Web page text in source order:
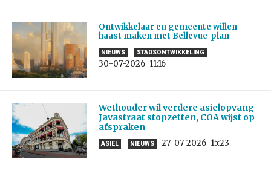
Ontwikkelaar en gemeente willen
haast maken met Bellevue-plan
NIEUWS STADSONTWIKKELING
30-07-2026 11:16
Wethouder wil verdere asielopvang
Javastraat stopzetten, COA wijst op
afspraken
ASIEL NIEUWS 27-07-2026 15:23